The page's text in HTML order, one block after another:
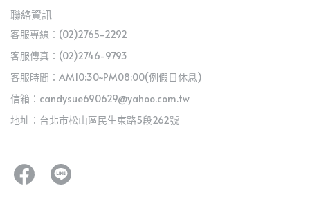
聯絡資訊
客服專線：(02)2765-2292
客服傳真：(02)2746-9793
客服時間：AM10:30~PM08:00(例假日休息)
信箱：candysue690629@yahoo.com.tw
地址：台北市松山區民生東路5段262號